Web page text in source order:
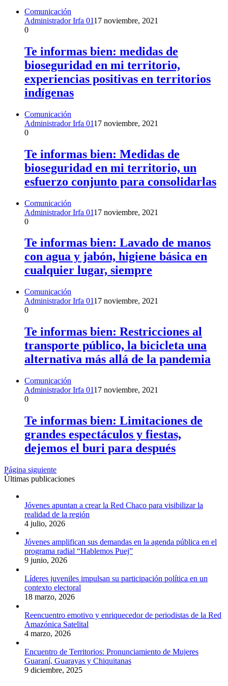
Comunicación
Administrador Irfa 0117 noviembre, 2021
0
Te informas bien: medidas de
bioseguridad en mi territorio,
experiencias positivas en territorios
indígenas
Comunicación
Administrador Irfa 0117 noviembre, 2021
0
Te informas bien: Medidas de
bioseguridad en mi territorio, un
esfuerzo conjunto para consolidarlas
Comunicación
Administrador Irfa 0117 noviembre, 2021
0
Te informas bien: Lavado de manos
con agua y jabón, higiene básica en
cualquier lugar, siempre
Comunicación
Administrador Irfa 0117 noviembre, 2021
0
Te informas bien: Restricciones al
transporte público, la bicicleta una
alternativa más allá de la pandemia
Comunicación
Administrador Irfa 0117 noviembre, 2021
0
Te informas bien: Limitaciones de
grandes espectáculos y fiestas,
dejemos el buri para después
Página siguiente
Últimas publicaciones
Jóvenes apuntan a crear la Red Chaco para visibilizar la
realidad de la región
4 julio, 2026
Jóvenes amplifican sus demandas en la agenda pública en el
programa radial “Hablemos Puej”
9 junio, 2026
Líderes juveniles impulsan su participación política en un
contexto electoral
18 marzo, 2026
Reencuentro emotivo y enriquecedor de periodistas de la Red
Amazónica Satelital
4 marzo, 2026
Encuentro de Territorios: Pronunciamiento de Mujeres
Guaraní, Guarayas y Chiquitanas
9 diciembre, 2025